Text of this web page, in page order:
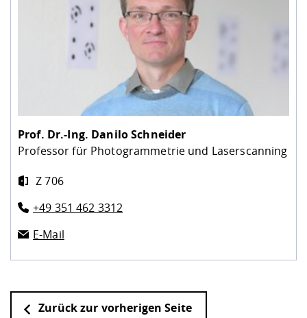
Prof. Dr.-Ing. Danilo Schneider
Professor für Photogrammetrie und Laserscanning
Z 706
+49 351 462 3312
E-Mail
Zurück zur vorherigen Seite